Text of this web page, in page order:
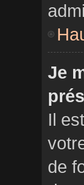
Je
Il
de